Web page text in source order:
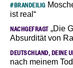
#BRANDEILIG
ist real“
NACHGEFRAGT„Die
Absurdität von
DEUTSCHLAND, DEINE
nach meinem